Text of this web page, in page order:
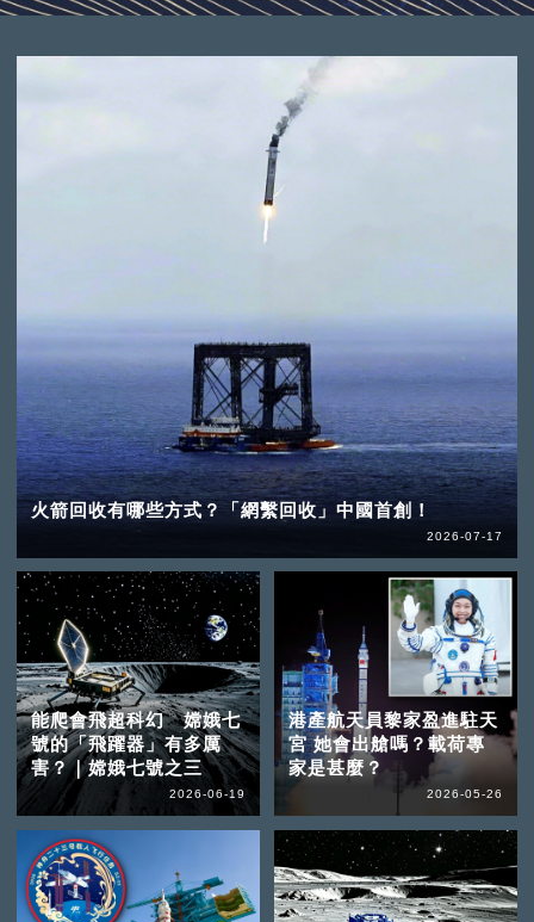
火箭回收有哪些方式？「網繫回收」中國首創！
2026-07-17
能爬會飛超科幻 嫦娥七
號的「飛躍器」有多厲
害？｜嫦娥七號之三
2026-06-19
港產航天員黎家盈進駐天
宮 她會出艙嗎？載荷專
家是甚麼？
2026-05-26